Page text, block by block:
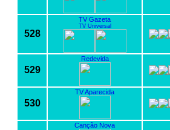
528
TV Gazeta
TV Universal
529
Redevida
530
TV Aparecida
Canção Nova